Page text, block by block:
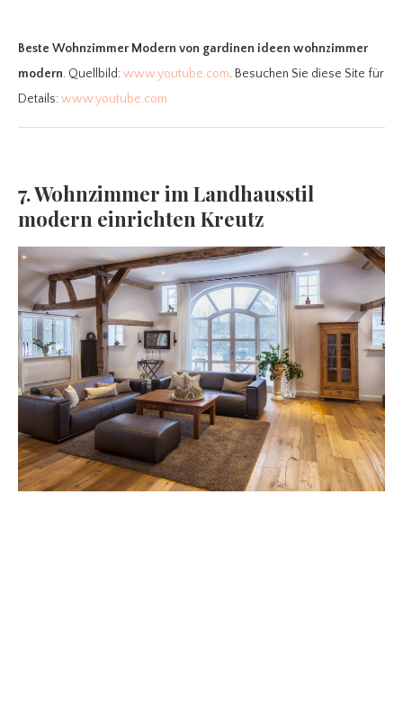
Beste Wohnzimmer Modern von gardinen ideen wohnzimmer
modern. Quellbild:www.youtube.com. Besuchen Sie diese Site für
Details:www.youtube.com
7. Wohnzimmer im Landhausstil
modern einrichten Kreutz